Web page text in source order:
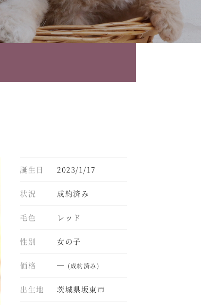
誕生日 2023/1/17
状況 成約済み
毛色 レッド
性別 女の子
価格 ― (成約済み)
出生地 茨城県坂東市